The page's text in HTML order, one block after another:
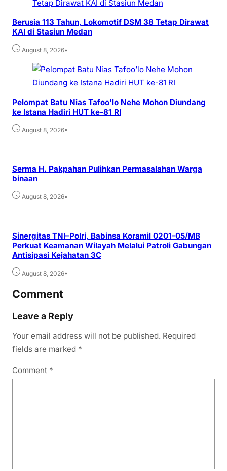
Berusia 113 Tahun, Lokomotif DSM 38 Tetap Dirawat
KAI di Stasiun Medan
August 8, 2026•
Pelompat Batu Nias Tafoo’lo Nehe Mohon Diundang
ke Istana Hadiri HUT ke-81 RI
August 8, 2026•
Serma H. Pakpahan Pulihkan Permasalahan Warga
binaan
August 8, 2026•
Sinergitas TNI–Polri, Babinsa Koramil 0201-05/MB
Perkuat Keamanan Wilayah Melalui Patroli Gabungan
Antisipasi Kejahatan 3C
August 8, 2026•
Comment
Leave a Reply
Your email address will not be published. Required
fields are marked *
Comment *